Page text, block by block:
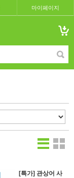
마이페이지
[특가] 관상어 사